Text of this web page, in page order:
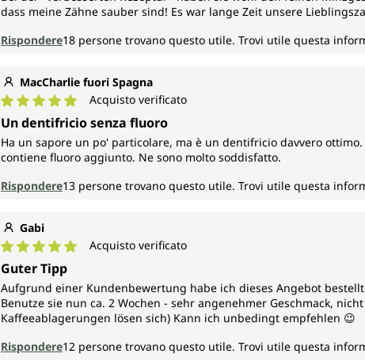
dass meine Zähne sauber sind! Es war lange Zeit unsere
Rispondere18 persone trovano questo utile. Trovi utile questa
MacCharlie fuori Spagna
Valutazione media di 5 su 5 stelle
Acquisto verificato
Un dentifricio senza fluoro
Ha un sapore un po' particolare, ma è un dentifricio davvero
contiene fluoro aggiunto. Ne sono molto soddisfatto.
Rispondere13 persone trovano questo utile. Trovi utile questa
Gabi
Valutazione media di 5 su 5 stelle
Acquisto verificato
Guter Tipp
Aufgrund einer Kundenbewertung habe ich dieses Angebot
Benutze sie nun ca. 2 Wochen - sehr angenehmer Geschmack,
Kaffeeablagerungen lösen sich) Kann ich unbedingt empfehlen 😉
Rispondere12 persone trovano questo utile. Trovi utile questa